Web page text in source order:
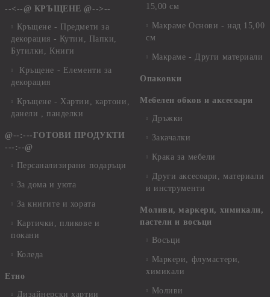
--<--@ КРЪЩЕНЕ @-->--
Кръщене - Предмети за
декорация - Кутии, Папки,
Бутилки, Книги
Кръщене - Елементи за
декорация
Кръщене - Хартии, картони,
данели , панделки
@--:---ГОТОВИ ПРОДУКТИ
---:--@
Персанализирани подаръци
За дома и уюта
За книгите и хората
Картички, пликове и
покани
Коледа
Етно
Дизайнерски хартии
15,00 см
Макраме Основи - над 15,00
см
Макраме - Други материали
Опаковки
Мебелен обков и аксесоари
Дръжки
Закачалки
Крака за мебели
Други аксесоари, материали
и инструменти
Моливи, маркери, химикали,
пастели и восъци
Восъци
Маркери, флумастери,
химикали
Моливи